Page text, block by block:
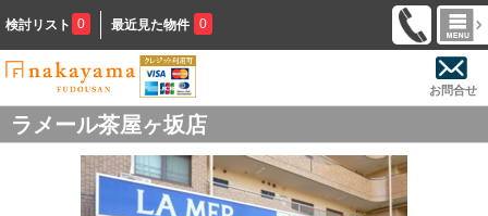
検討リスト 0 最近見た物件 0
お問合せ
ラメール茶屋ヶ坂店